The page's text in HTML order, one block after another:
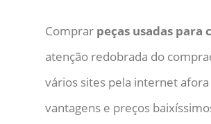
Comprar peças usadas para
atenção redobrada do
vários sites pela internet
vantagens e preços